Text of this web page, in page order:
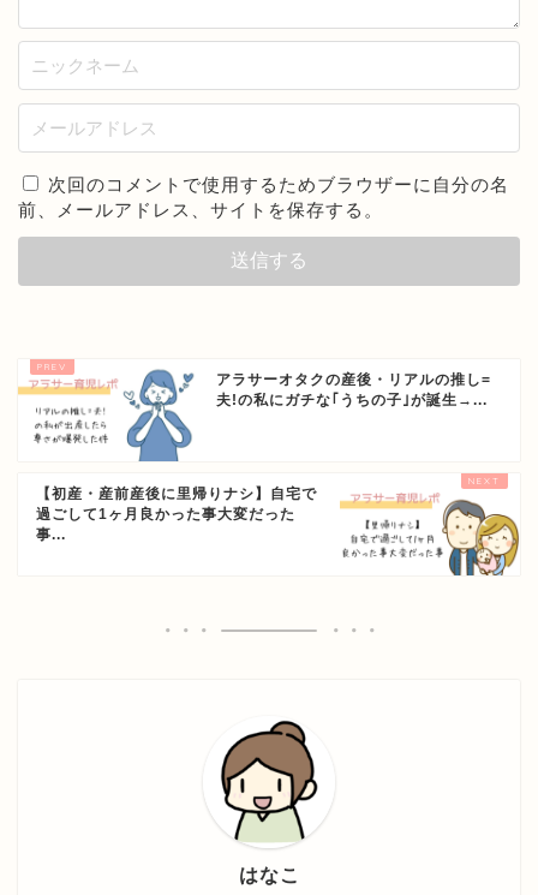
次回のコメントで使用するためブラウザーに自分の名
前、メールアドレス、サイトを保存する。
アラサーオタクの産後・リアルの推し=
夫!の私にガチな｢うちの子｣が誕生→...
【初産・産前産後に里帰りナシ】自宅で
過ごして1ヶ月良かった事大変だった
事...
はなこ